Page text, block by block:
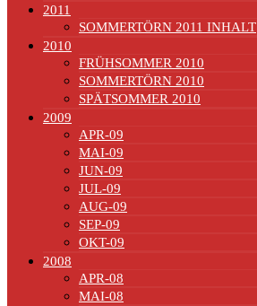
2011
SOMMERTÖRN 2011 INHALT
2010
FRÜHSOMMER 2010
SOMMERTÖRN 2010
SPÄTSOMMER 2010
2009
APR-09
MAI-09
JUN-09
JUL-09
AUG-09
SEP-09
OKT-09
2008
APR-08
MAI-08